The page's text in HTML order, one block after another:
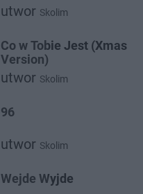
utwor Skolim
Co w Tobie Jest (Xmas
Version)
utwor Skolim
96
utwor Skolim
Wejde Wyjde